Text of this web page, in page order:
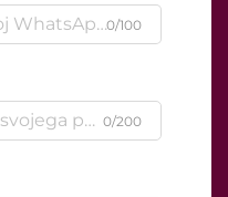
0/100
0/200